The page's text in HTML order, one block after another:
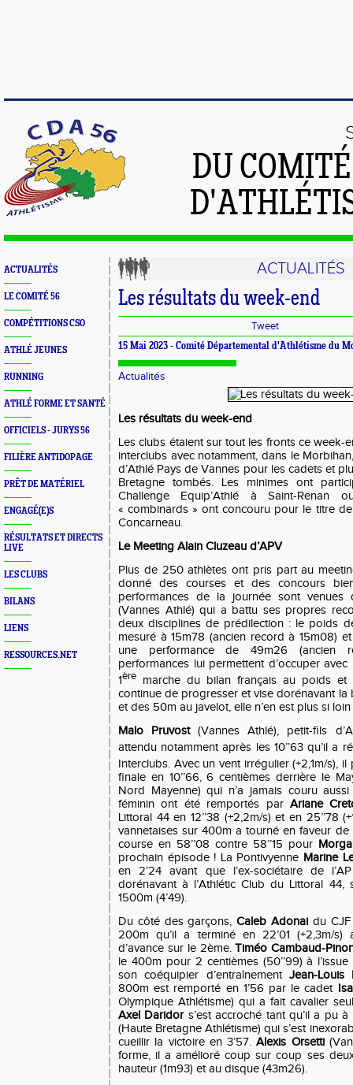
DU
ACTUALITÉS
LE COMITÉ 56
COMPÉTITIONS CSO
ATHLÉ JEUNES
RUNNING
ATHLÉ FORME ET SANTÉ
OFFICIELS - JURYS 56
FILIÈRE ANTIDOPAGE
PRÊT DE MATÉRIEL
ENGAGÉ(E)S
RÉSULTATS ET DIRECTS
LIVE
LES CLUBS
BILANS
LIENS
RESSOURCES.NET
ACTUALITÉS
Les résultats du week-end
Tweet
15 Mai 2023 - Comité Départemental d'Athlétisme du
Actualités
Les résultats du week-end
Les clubs étaient sur tout les fronts ce week-
interclubs avec notamment, dans le
d’Athlé Pays de Vannes pour les cadets et
Bretagne tombés. Les minimes ont
Challenge Equip’Athlé à Saint-
« combinards » ont concouru pour le titre
Concarneau.
Le Meeting Alain Cluzeau d’APV
Plus de 250 athlètes ont pris part au
donné des courses et des concours
performances de la journée sont
(Vannes Athlé) qui a battu ses propres
deux disciplines de prédilection : le poids
mesuré à 15m78 (ancien record à 15m08)
une performance de 49m26 (ancien
performances lui permettent d’occuper
1ère marche du bilan français au poids
continue de progresser et vise dorénavant la
et des 50m au javelot, elle n’en est plus si loin
Malo Pruvost(Vannes Athlé), petit-fils
attendu notamment après les 10’’63 qu’il a
Interclubs. Avec un vent irrégulier (+2,1m/s),
finale en 10’’66, 6 centièmes derrière le
Nord Mayenne) qui n’a jamais couru
féminin ont été remportés par Ariane
Littoral 44 en 12’’38 (+2,2m/s) et en 25’’78
vannetaises sur 400m a tourné en faveur de
course en 58’’08 contre 58’’15 pour
prochain épisode ! La Pontivyenne Marine
en 2’24 avant que l’ex-sociétaire de
dorénavant à l’Athlétic Club du Littoral 44,
1500m (4’49).
Du côté des garçons,Caleb Adonai du
200m qu’il a terminé en 22’01 (+2,3m/
d’avance sur le 2ème.Timéo Cambaud-
le 400m pour 2 centièmes (50’’99) à
son coéquipier d’entraînement Jean-Louis
800m est remporté en 1’56 par le cadet
Olympique Athlétisme) qui a fait cavalier
Axel Daridors’est accroché tant qu’il a pu
(Haute Bretagne Athlétisme) qui s’est
cueillir la victoire en 3’57.Alexis Orsetti
forme, il a amélioré coup sur coup ses
hauteur (1m93) et au disque (43m26).
🚨
🚨